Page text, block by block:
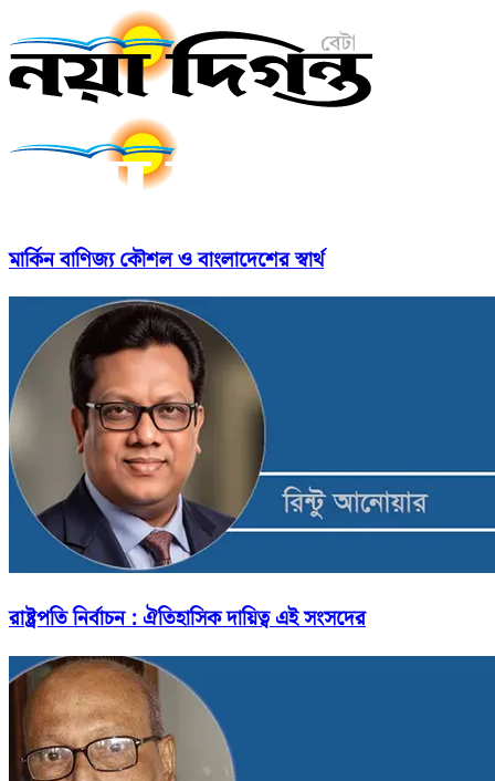
মার্কিন বাণিজ্য কৌশল ও বাংলাদেশের স্বার্থ
রাষ্ট্রপতি নির্বাচন : ঐতিহাসিক দায়িত্ব এই সংসদের